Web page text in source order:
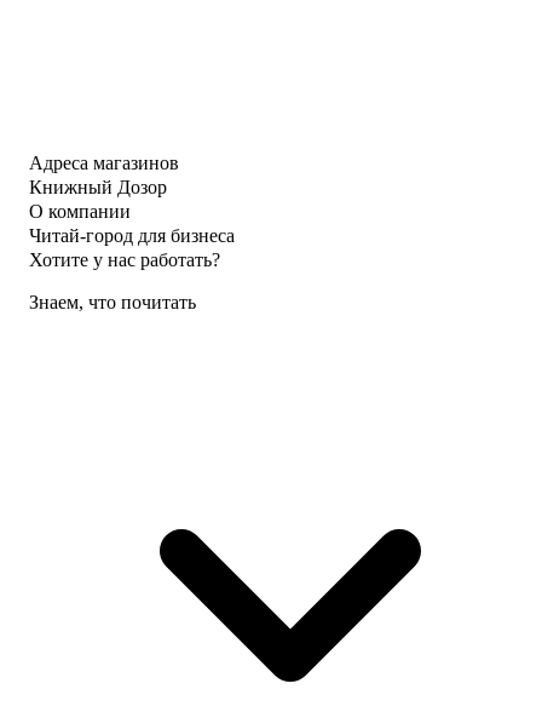
Адреса магазинов
Книжный Дозор
О компании
Читай-город для бизнеса
Хотите у нас работать?
Знаем, что почитать